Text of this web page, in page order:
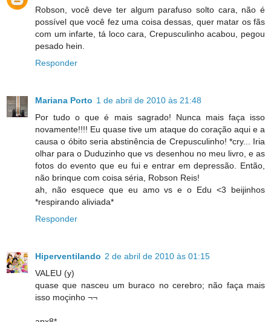
Robson, você deve ter algum parafuso solto cara, não é
possível que você fez uma coisa dessas, quer matar os fãs
com um infarte, tá loco cara, Crepusculinho acabou, pegou
pesado hein.
Responder
Mariana Porto 1 de abril de 2010 às 21:48
Por tudo o que é mais sagrado! Nunca mais faça isso
novamente!!!! Eu quase tive um ataque do coração aqui e a
causa o óbito seria abstinência de Crepusculinho! *cry... Iria
olhar para o Duduzinho que vs desenhou no meu livro, e as
fotos do evento que eu fui e entrar em depressão. Então,
não brinque com coisa séria, Robson Reis!
ah, não esquece que eu amo vs e o Edu <3 beijinhos
*respirando aliviada*
Responder
Hiperventilando 2 de abril de 2010 às 01:15
VALEU (y)
quase que nasceu um buraco no cerebro; não faça mais
isso moçinho ¬¬